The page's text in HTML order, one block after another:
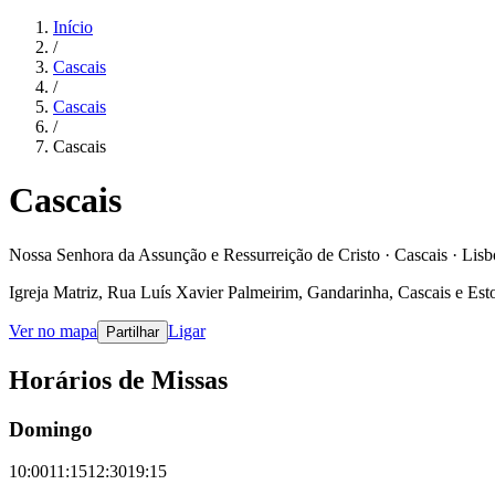
Início
/
Cascais
/
Cascais
/
Cascais
Cascais
Nossa Senhora da Assunção e Ressurreição de Cristo · Cascais ·
Igreja Matriz, Rua Luís Xavier Palmeirim, Gandarinha, Cascais e
Ver no mapa Partilhar Ligar
Horários de Missas
Domingo
10:0011:1512:3019:15